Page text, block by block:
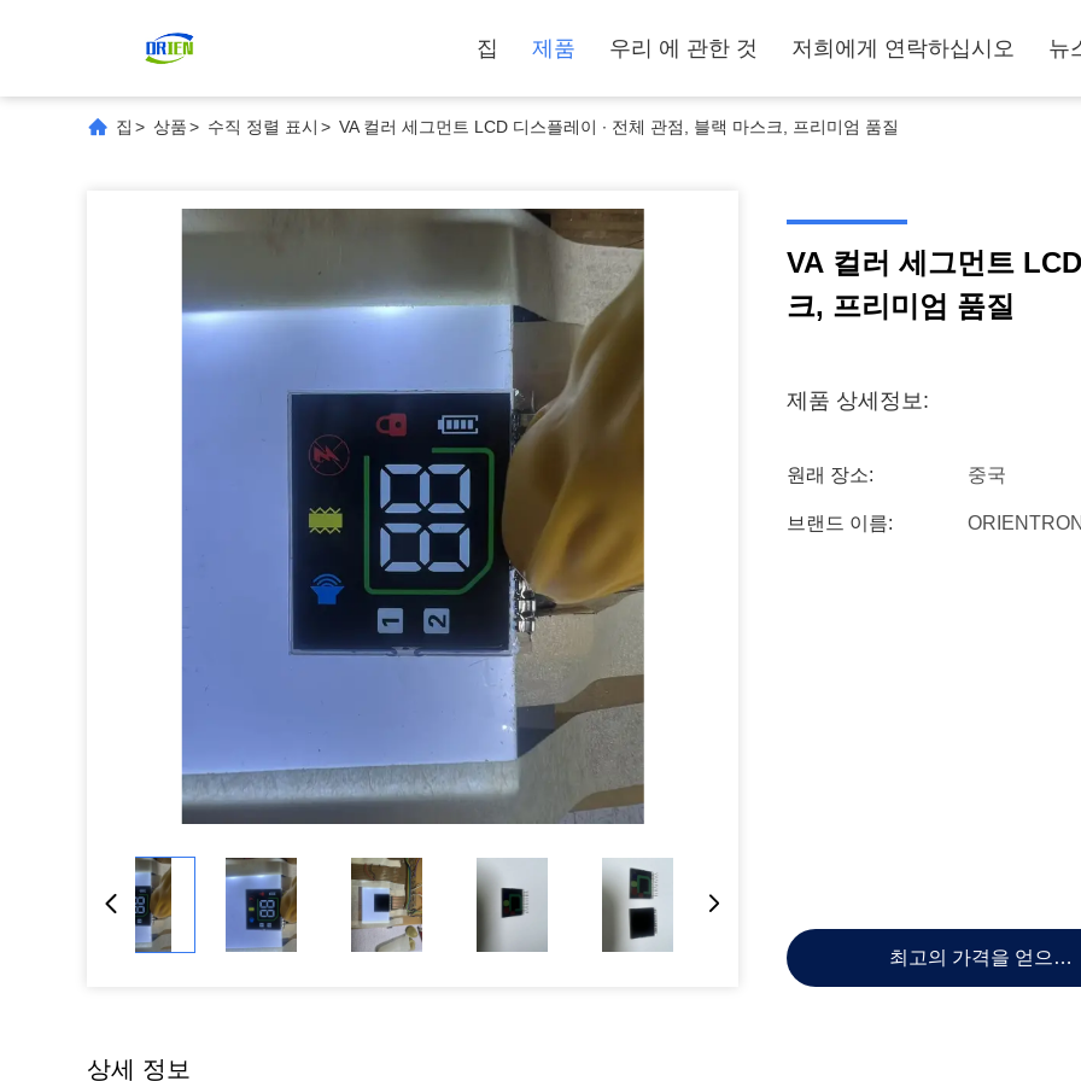
집 제품 우리 에 관한 것 저희에게 연락하십시오 뉴
집 > 상품> 수직 정렬 표시 > VA 컬러 세그먼트 LCD 디스플레이 ∙ 전체 관점, 블랙 마스크, 프리미엄 품질
VA 컬러 세그먼트
크, 프리미엄 품질
제품 상세정보:
원래 장소: 중국
브랜드 이름:
최고의 가격을 얻으십
상세 정보